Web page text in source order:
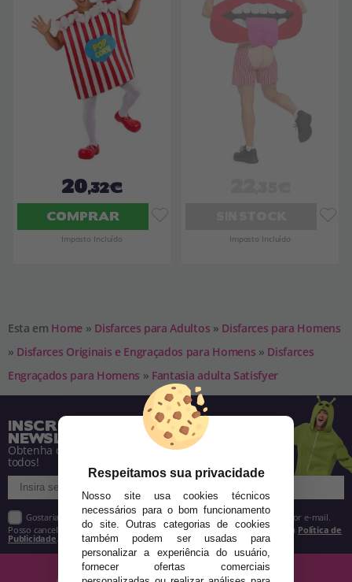
20,32€
COMPRAR
Imposto Incluído Imposto Incluído
Esta em Home » Disfarces para Adultos » Disfarces para Homens
» Disfarces Originais e Engraçados para Homens » Disfarces
Engraçados para Homens » Fantasia adulta Satisfyer
INSCREVA-SE NA NOSSA
NEWSLETTER
Obtenha descontos e saiba de tudo antes de
todos!
Gostaria de receber descontos exclusivos, novidades e tendências por e-mail.
Posso cancelar a inscrição a qualquer momento, conforme estipulado na Política de
Publicidade
Respeitamos sua privacidade
Nosso site usa cookies técnicos
necessários para o bom funcionamento
do site. Outras categorias de cookies
também podem ser usadas para
personalizar a experiência do usuário,
fornecer ofertas comerciais